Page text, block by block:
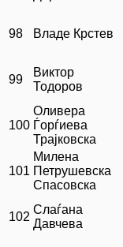
98 Владе Крстев
99
Виктор
Тодоров
100
Оливера
Ѓорѓиева
Трајковска
101
Милена
Петрушевска
Спасовска
102
Слаѓана
Давчева